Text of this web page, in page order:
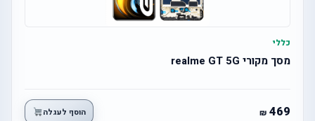
כללי
מסך מקורי realme GT 5G
469 הוסף לעגלה